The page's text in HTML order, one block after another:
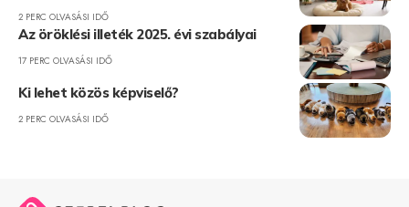
2 PERC OLVASÁSI IDŐ
Az öröklési illeték 2025. évi szabályai
17 PERC OLVASÁSI IDŐ
Ki lehet közös képviselő?
2 PERC OLVASÁSI IDŐ